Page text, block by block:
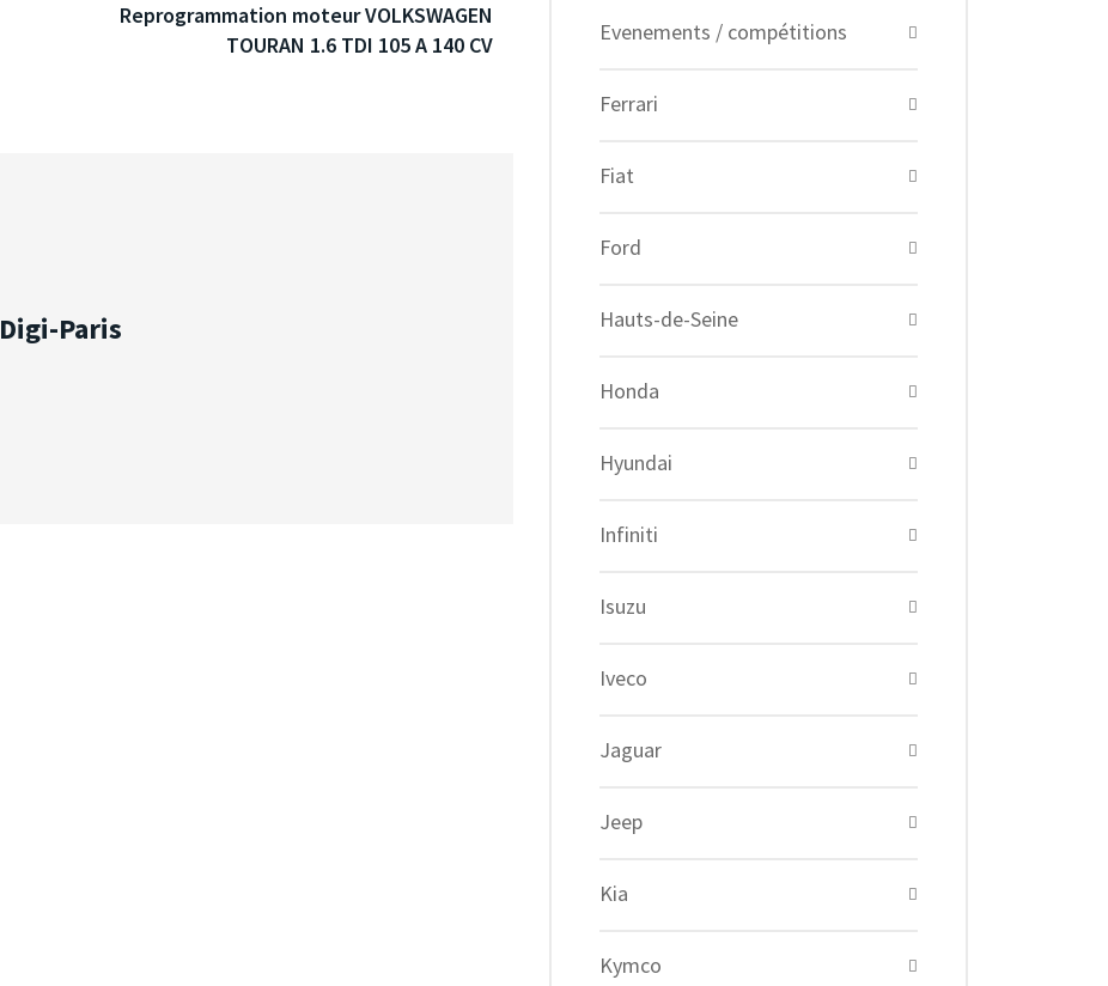
Reprogrammation moteur VOLKSWAGEN
TOURAN 1.6 TDI 105 A 140 CV
Digi-Paris
Evenements / compétitions
Ferrari
Fiat
Ford
Hauts-de-Seine
Honda
Hyundai
Infiniti
Isuzu
Iveco
Jaguar
Jeep
Kia
Kymco